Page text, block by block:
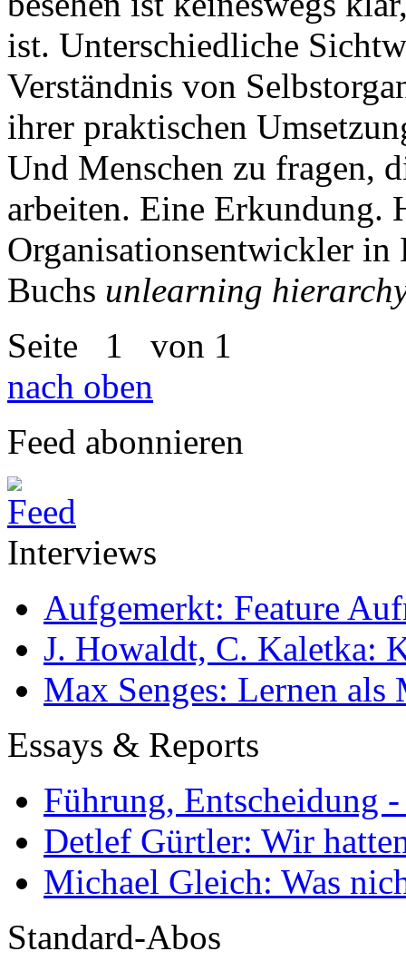
ist. Unterschiedliche
Verständnis von
ihrer praktischen
Und Menschen zu fragen,
arbeiten. Eine
Organisationsentwickler
Buchs unlearning
Seite 1 von 1
nach oben
Feed abonnieren
Interviews
Aufgemerkt: Feature
J. Howaldt, C. Kaletka:
Max Senges: Lernen als
Essays & Reports
Führung, Entscheidung
Detlef Gürtler: Wir
Michael Gleich: Was
Standard-Abos